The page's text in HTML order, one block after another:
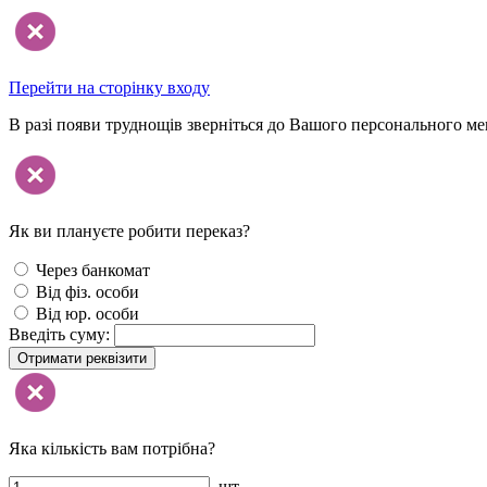
Перейти на сторінку входу
В разі появи труднощів зверніться до Вашого персонального
Як ви плануєте робити переказ?
Через банкомат
Від фіз. особи
Від юр. особи
Введіть суму:
Отримати реквізити
Яка кількість вам потрібна?